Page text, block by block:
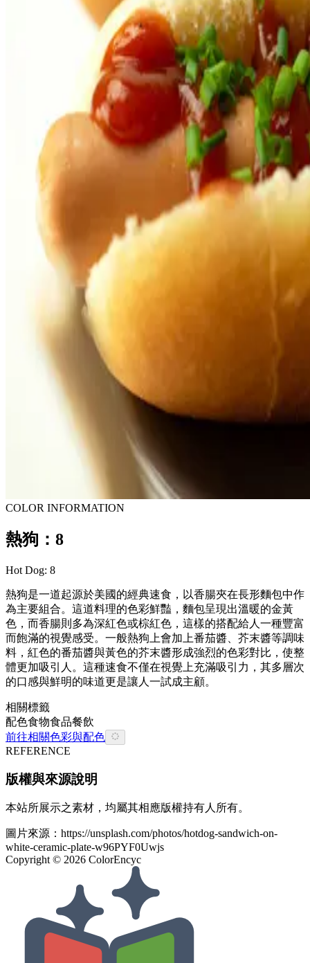
COLOR INFORMATION
熱狗：8
Hot Dog: 8
熱狗是一道起源於美國的經典速食，以香腸夾在長形麵包中作
為主要組合。這道料理的色彩鮮豔，麵包呈現出溫暖的金黃
色，而香腸則多為深紅色或棕紅色，這樣的搭配給人一種豐富
而飽滿的視覺感受。一般熱狗上會加上番茄醬、芥末醬等調味
料，紅色的番茄醬與黃色的芥末醬形成強烈的色彩對比，使整
體更加吸引人。這種速食不僅在視覺上充滿吸引力，其多層次
的口感與鮮明的味道更是讓人一試成主顧。
相關標籤
配色食物食品餐飲
前往相關色彩與配色
REFERENCE
版權與來源說明
本站所展示之素材，均屬其相應版權持有人所有。
圖片來源： https://unsplash.com/photos/hotdog-sandwich-on-
white-ceramic-plate-w96PYF0Uwjs
Copyright © 2026 ColorEncyc